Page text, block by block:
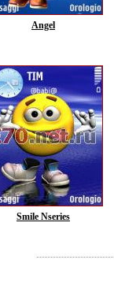
Angel
Smile Nseries